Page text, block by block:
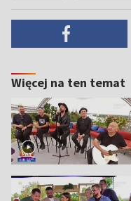
Więcej na ten temat